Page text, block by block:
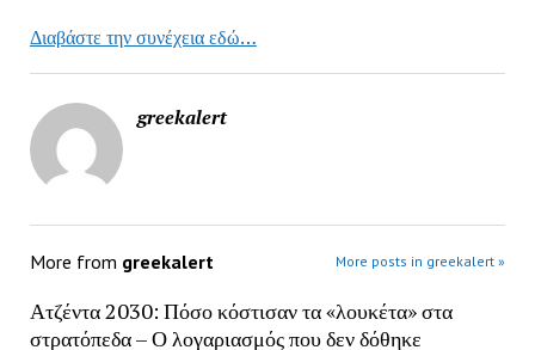
Διαβάστε την συνέχεια εδώ…
greekalert
More from greekalert More posts in greekalert »
Ατζέντα 2030: Πόσο κόστισαν τα «λουκέτα» στα
στρατόπεδα – Ο λογαριασμός που δεν δόθηκε